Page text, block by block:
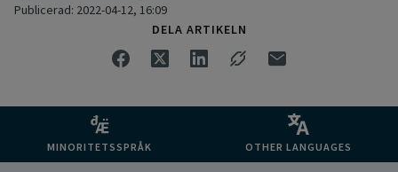
Publicerad: 2022-04-12, 16:09
DELA ARTIKELN
MINORITETSSPRÅK OTHER LANGUAGES